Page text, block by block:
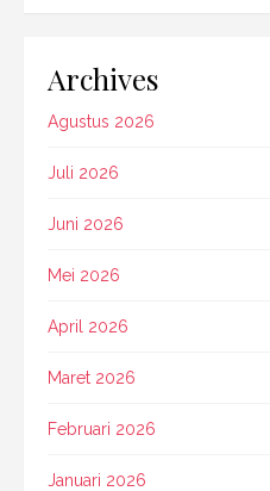
Archives
Agustus 2026
Juli 2026
Juni 2026
Mei 2026
April 2026
Maret 2026
Februari 2026
Januari 2026